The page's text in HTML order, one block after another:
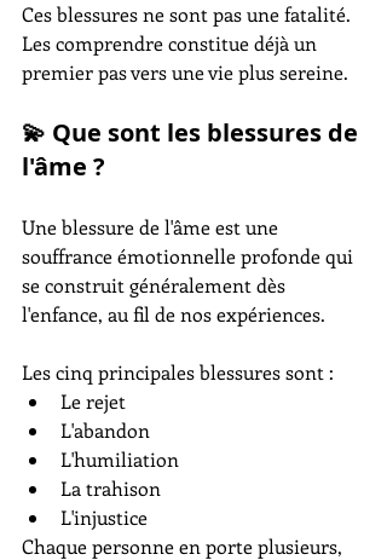
Ces blessures ne sont pas une fatalité.
Les comprendre constitue déjà un
premier pas vers une vie plus sereine.
💫 Que sont les blessures de
l'âme ?
Une blessure de l'âme est une
souffrance émotionnelle profonde qui
se construit généralement dès
l'enfance, au fil de nos expériences.
Les cinq principales blessures sont :
Le rejet
L'abandon
L'humiliation
La trahison
L'injustice
Chaque personne en porte plusieurs,